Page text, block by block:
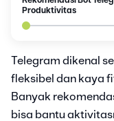
Produktivitas
Telegram dikenal
fleksibel dan kaya
Banyak
bisa bantu